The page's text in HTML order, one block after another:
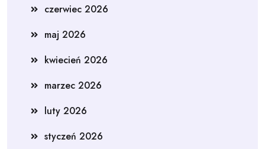
czerwiec 2026
maj 2026
kwiecień 2026
marzec 2026
luty 2026
styczeń 2026